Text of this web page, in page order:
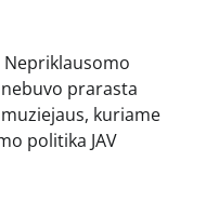
Nepriklausomo
prarasta
kuriame
politika JAV